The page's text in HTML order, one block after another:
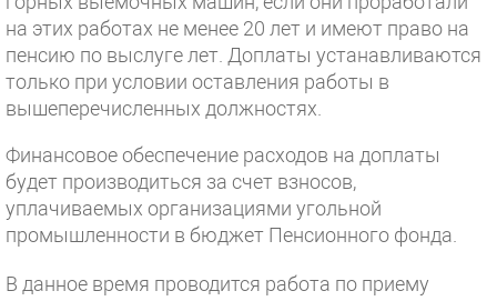
на этих работах не менее 20 лет и имеют право на
пенсию по выслуге лет. Доплаты устанавливаются
только при условии оставления работы в
вышеперечисленных должностях.
Финансовое обеспечение расходов на доплаты
будет производиться за счет взносов,
уплачиваемых организациями угольной
промышленности в бюджет Пенсионного фонда.
В данное время проводится работа по приему